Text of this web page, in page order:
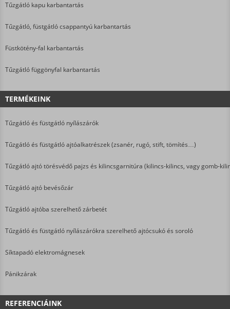
Tűzgátló kapu karbantartás
Tűzgátló, füstgátló csappantyú karbantartás
Füstkötény-fal karbantartás
Tűzgátló függönyfal karbantartás
TERMÉKEINK
Tűzgátló és füstgátló nyílászárók
Tűzgátló és füstgátló ajtóalkatrészek (zsanér, rugó, stift, tömítés…)
Tűzgátló ajtó törésvédő pajzs és kilincsgarnitúra (kilincs-kilincs, vagy gomb-
Tűzgátló ajtó bevésőzár
Tűzgátló ajtóba szerelhető zárbetét
Tűzgátló és füstgátló nyílászárókra szerelhető ajtócsukó és soroló
Síktapadó elektromágnesek
Pánikzárak
REFERENCIÁINK